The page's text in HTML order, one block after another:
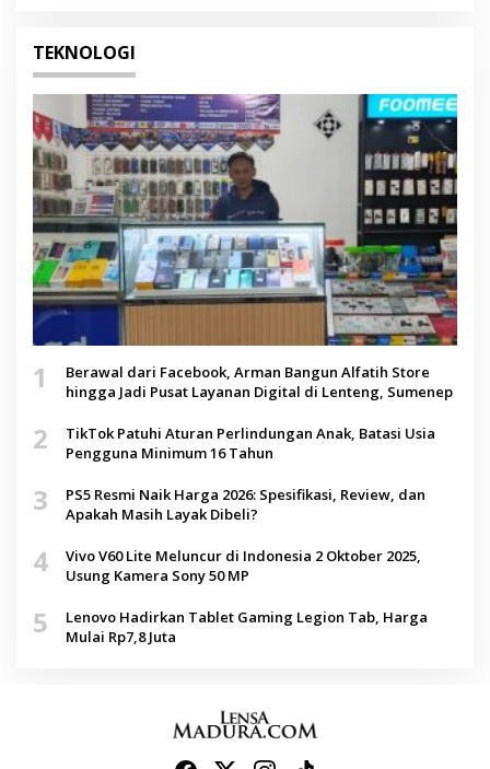
TEKNOLOGI
1
Berawal dari Facebook, Arman Bangun Alfatih Store
hingga Jadi Pusat Layanan Digital di Lenteng, Sumenep
2
TikTok Patuhi Aturan Perlindungan Anak, Batasi Usia
Pengguna Minimum 16 Tahun
3
PS5 Resmi Naik Harga 2026: Spesifikasi, Review, dan
Apakah Masih Layak Dibeli?
4
Vivo V60 Lite Meluncur di Indonesia 2 Oktober 2025,
Usung Kamera Sony 50 MP
5
Lenovo Hadirkan Tablet Gaming Legion Tab, Harga
Mulai Rp7,8 Juta